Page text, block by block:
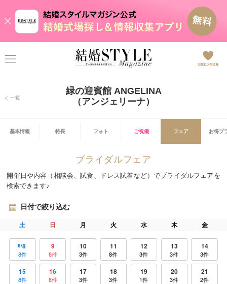
一覧
緑の迎賓館 ANGELINA
（アンジェリーナ）
基本情報 特長 フォト ご祝儀 フェア お得プ
ブライダルフェア
開催日や内容（相談会、試食、ドレス試着など）でブライダルフェアを
検索できます♪
日付で絞り込む
土 日 月 火 水 木 金
8 8
8件
9
8件
10
3件
11
8件
12
3件
13
3件
14
3件
15
8件
16
8件
17
3件
18
3件
19
1件
20
3件
21
2件